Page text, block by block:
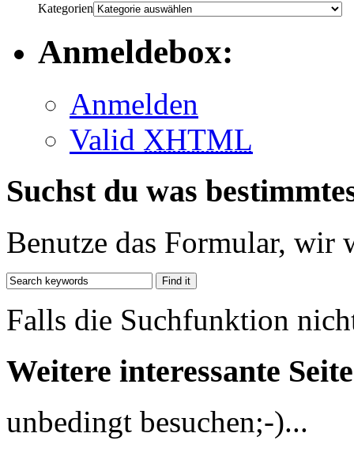
Kategorien
Anmeldebox:
Anmelden
Valid XHTML
Suchst du was
Benutze das Formular, wir
Falls die Suchfunktion
Weitere interessante
unbedingt besuchen;-)...